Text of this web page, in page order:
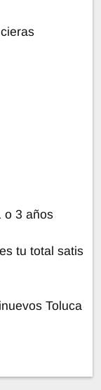
o 3 años
tu total satis
Toluca